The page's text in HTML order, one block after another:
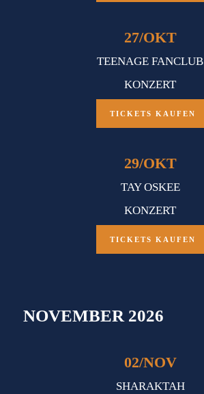
27/OKT
TEENAGE FANCLUB
KONZERT
TICKETS KAUFEN
29/OKT
TAY OSKEE
KONZERT
TICKETS KAUFEN
NOVEMBER 2026
02/NOV
SHARAKTAH